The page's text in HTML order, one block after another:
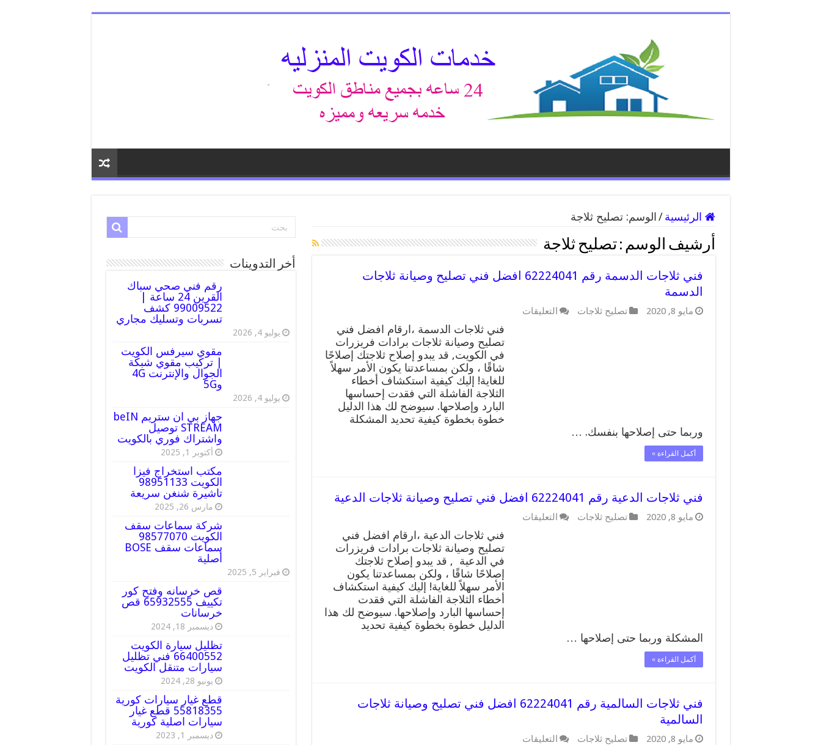
الرئيسية / الوسم:تصليح ثلاجة
أرشيف الوسم :تصليح ثلاجة
فني ثلاجات الدسمة رقم 62224041 افضل فني تصليح وصيانة ثلاجات
الدسمة
مايو 8, 2020 تصليح ثلاجات التعليقات
ثلاجات
الدسمة
62224041
افضل
تصليح
وصيانة
ثلاجات
فني ثلاجات الدسمة ،ارقام افضل فني
تصليح وصيانة ثلاجات برادات فريزرات
في الكويت, قد يبدو إصلاح ثلاجتك إصلاحًا
شاقًا ، ولكن بمساعدتنا يكون الأمر سهلاً
للغاية! إليك كيفية استكشاف أخطاء
الثلاجة الفاشلة التي فقدت إحساسها
البارد وإصلاحها. سيوضح لك هذا الدليل
خطوة بخطوة كيفية تحديد المشكلة
وربما حتى إصلاحها بنفسك. …
أكمل القراءة »
فني ثلاجات الدعية رقم 62224041 افضل فني تصليح وصيانة ثلاجات الدعية
مايو 8, 2020 تصليح ثلاجات التعليقات
ثلاجات
الدعية
62224041
افضل
تصليح
وصيانة
ثلاجات
فني ثلاجات الدعية ،ارقام افضل فني
تصليح وصيانة ثلاجات برادات فريزرات
في الدعية , قد يبدو إصلاح ثلاجتك
إصلاحًا شاقًا ، ولكن بمساعدتنا يكون
الأمر سهلاً للغاية! إليك كيفية استكشاف
أخطاء الثلاجة الفاشلة التي فقدت
إحساسها البارد وإصلاحها. سيوضح لك هذا
الدليل خطوة بخطوة كيفية تحديد
المشكلة وربما حتى إصلاحها …
أكمل القراءة »
فني ثلاجات السالمية رقم 62224041 افضل فني تصليح وصيانة ثلاجات
السالمية
مايو 8, 2020 تصليح ثلاجات التعليقات
أخر التدوينات
رقم فني صحي سباك
القرين 24 ساعة |
99009522 كشف
تسربات وتسليك مجاري
يوليو 4, 2026
مقوي سيرفس الكويت
| تركيب مقوي شبكة
الجوال والإنترنت 4G
و5G
يوليو 4, 2026
جهاز بي ان ستريم beIN
STREAM توصيل
واشتراك فوري بالكويت
أكتوبر 1, 2025
مكتب استخراج فيزا
الكويت 98951133
تاشيرة شنغن سريعة
مارس 26, 2025
شركة سماعات سقف
الكويت 98577070
سماعات سقف BOSE
أصلية
فبراير 5, 2025
قص خرسانه وفتح كور
تكييف 65932555 قص
خرسانات
ديسمبر 18, 2024
تظليل سيارة الكويت
66400552 فني تظليل
سيارات متنقل الكويت
يونيو 28, 2024
قطع غيار سيارات كورية
55818355 قطع غيار
سيارات اصلية كورية
ديسمبر 1, 2023